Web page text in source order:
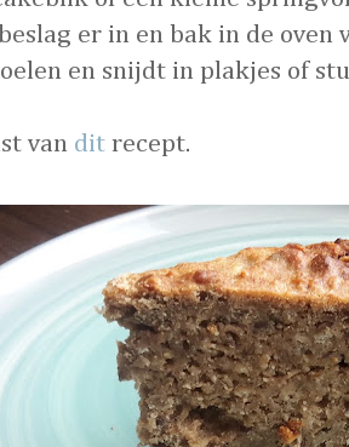
er in en bak in de oven
en snijdt in plakjes of
van dit recept.